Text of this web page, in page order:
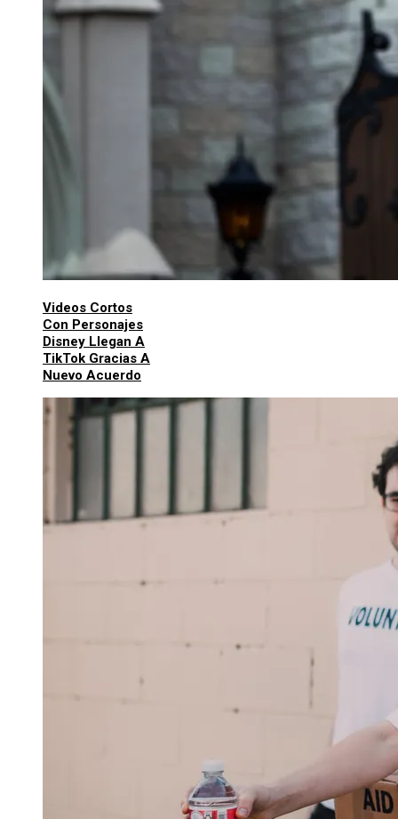
Videos Cortos
Con Personajes
Disney Llegan A
TikTok Gracias A
Nuevo Acuerdo